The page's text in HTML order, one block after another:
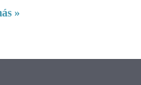
»